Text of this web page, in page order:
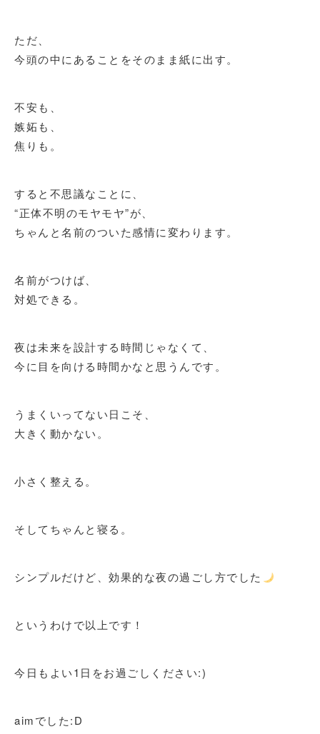
ただ、
今頭の中にあることをそのまま紙に出す。
不安も、
嫉妬も、
焦りも。
すると不思議なことに、
“正体不明のモヤモヤ”が、
ちゃんと名前のついた感情に変わります。
名前がつけば、
対処できる。
夜は未来を設計する時間じゃなくて、
今に目を向ける時間かなと思うんです。
うまくいってない日こそ、
大きく動かない。
小さく整える。
そしてちゃんと寝る。
シンプルだけど、効果的な夜の過ごし方でした
というわけで以上です！
今日もよい1日をお過ごしください:)
aimでした:D